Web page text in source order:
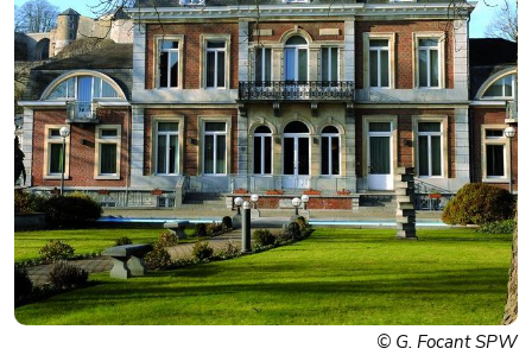
© G. Focant SPW